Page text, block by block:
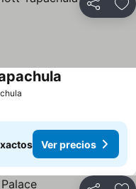
Compartir
Ver precios